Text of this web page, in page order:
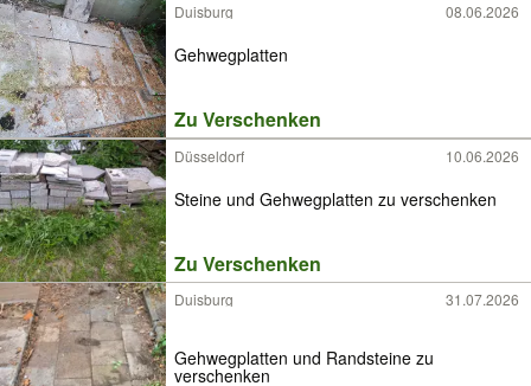
Duisburg 08.06.2026
Gehwegplatten
Zu Verschenken
Düsseldorf 10.06.2026
Steine und Gehwegplatten zu verschenken
Zu Verschenken
Duisburg 31.07.2026
Gehwegplatten und Randsteine zu
verschenken